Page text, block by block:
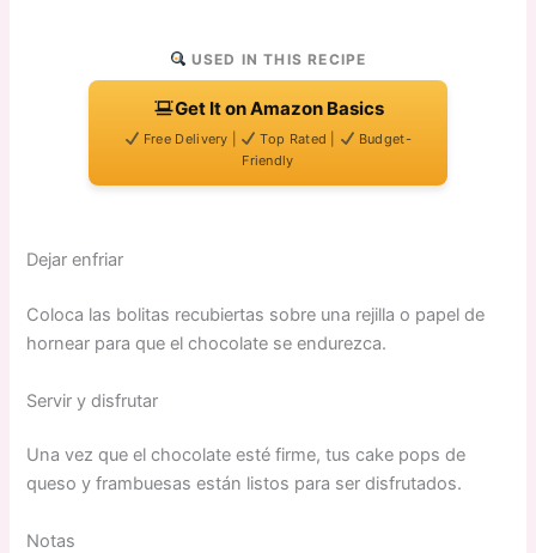
USED IN THIS RECIPE
Get It on Amazon Basics
Free Delivery | Top Rated |
Budget-
Friendly
Dejar enfriar
Coloca las bolitas recubiertas sobre una rejilla o papel de
hornear para que el chocolate se endurezca.
Servir y disfrutar
Una vez que el chocolate esté firme, tus cake pops de
queso y frambuesas están listos para ser disfrutados.
Notas